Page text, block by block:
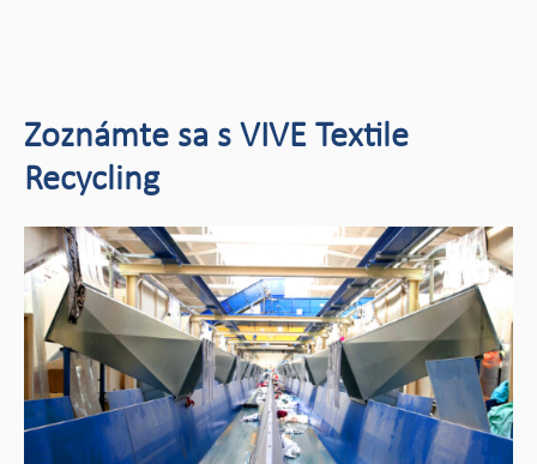
Zoznámte sa s VIVE Textile
Recycling